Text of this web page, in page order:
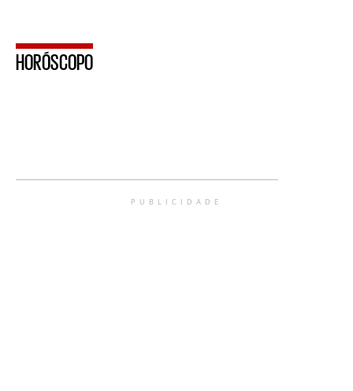
HORÓSCOPO
PUBLICIDADE